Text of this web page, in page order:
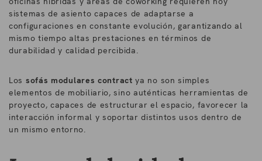
sistemas de asiento capaces de adaptarse a
configuraciones en constante evolución, garantizando al
mismo tiempo altas prestaciones en términos de
durabilidad y calidad percibida.
Los sofás modulares contract ya no son simples
elementos de mobiliario, sino auténticas herramientas de
proyecto, capaces de estructurar el espacio, favorecer la
interacción informal y soportar distintos usos dentro de
un mismo entorno.